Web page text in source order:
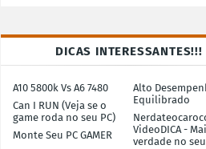
DICAS INTERESSANTES!!!
A10 5800k Vs A6 7480
Alto
Equilibrado
Can I RUN (Veja se o
game roda no seu PC)
VideoDICA -
verdade no seu
Monte Seu PC GAMER